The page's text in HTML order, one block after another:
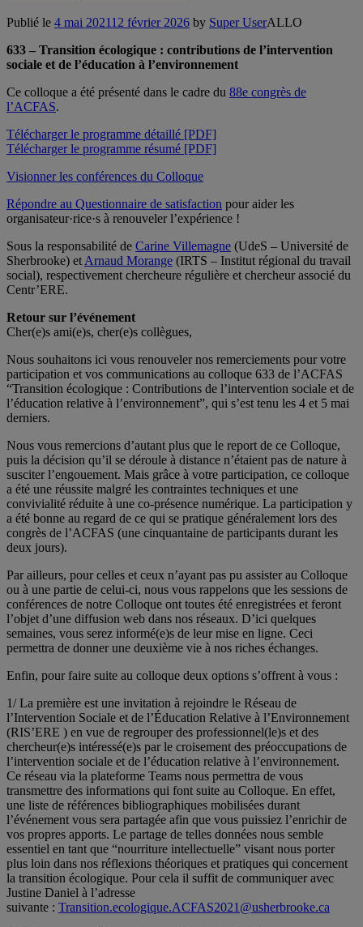
Publié le 4 mai 202112 février 2026 by Super UserALLO
633 – Transition écologique : contributions de l’intervention
sociale et de l’éducation à l’environnement
Ce colloque a été présenté dans le cadre du 88e congrès de
l’ACFAS.
Télécharger le programme détaillé [PDF]
Télécharger le programme résumé [PDF]
Visionner les conférences du Colloque
Répondre au Questionnaire de satisfaction pour aider les
organisateur·rice·s à renouveler l’expérience !
Sous la responsabilité de Carine Villemagne (UdeS – Université de
Sherbrooke) etArnaud Morange (IRTS – Institut régional du travail
social), respectivement chercheure régulière et chercheur associé du
Centr’ERE.
Retour sur l’événement
Cher(e)s ami(e)s, cher(e)s collègues,
Nous souhaitons ici vous renouveler nos remerciements pour votre
participation et vos communications au colloque 633 de l’ACFAS
“Transition écologique : Contributions de l’intervention sociale et de
l’éducation relative à l’environnement”, qui s’est tenu les 4 et 5 mai
derniers.
Nous vous remercions d’autant plus que le report de ce Colloque,
puis la décision qu’il se déroule à distance n’étaient pas de nature à
susciter l’engouement. Mais grâce à votre participation, ce colloque
a été une réussite malgré les contraintes techniques et une
convivialité réduite à une co-présence numérique. La participation y
a été bonne au regard de ce qui se pratique généralement lors des
congrès de l’ACFAS (une cinquantaine de participants durant les
deux jours).
Par ailleurs, pour celles et ceux n’ayant pas pu assister au Colloque
ou à une partie de celui-ci, nous vous rappelons que les sessions de
conférences de notre Colloque ont toutes été enregistrées et feront
l’objet d’une diffusion web dans nos réseaux. D’ici quelques
semaines, vous serez informé(e)s de leur mise en ligne. Ceci
permettra de donner une deuxième vie à nos riches échanges.
Enfin, pour faire suite au colloque deux options s’offrent à vous :
1/ La première est une invitation à rejoindre le Réseau de
l’Intervention Sociale et de l’Éducation Relative à l’Environnement
(RIS’ERE ) en vue de regrouper des professionnel(le)s et des
chercheur(e)s intéressé(e)s par le croisement des préoccupations de
l’intervention sociale et de l’éducation relative à l’environnement.
Ce réseau via la plateforme Teams nous permettra de vous
transmettre des informations qui font suite au Colloque. En effet,
une liste de références bibliographiques mobilisées durant
l’événement vous sera partagée afin que vous puissiez l’enrichir de
vos propres apports. Le partage de telles données nous semble
essentiel en tant que “nourriture intellectuelle” visant nous porter
plus loin dans nos réflexions théoriques et pratiques qui concernent
la transition écologique. Pour cela il suffit de communiquer avec
Justine Daniel à l’adresse
suivante : Transition.ecologique.ACFAS2021@usherbrooke.ca